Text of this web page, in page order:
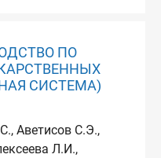
ПО
СИСТЕМА)
Аветисов С.Э.,
Л.И.,